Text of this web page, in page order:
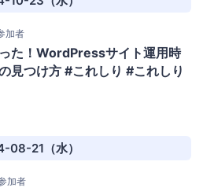
加者
た！WordPressサイト運用時
見つけ方 #これしり #これしり
08-21（水）
加者